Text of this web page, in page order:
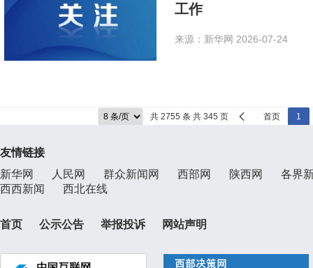
工作
来源：新华网 2026-07-24
共 2755 条 共 345 页 首页 1
友情链接
新华网
人民网 群众新闻网 西部网 陕西网
各界
西西新闻
西北在线
首页 公示公告 举报投诉 网站声明